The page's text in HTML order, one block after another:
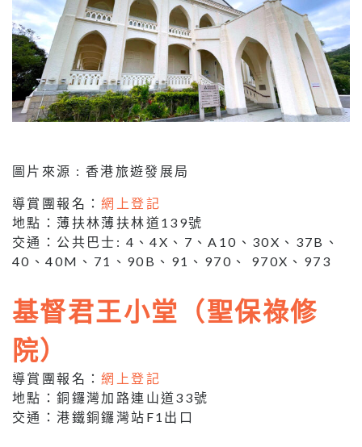
圖片來源 : 香港旅遊發展局
導賞團報名：網上登記
地點：薄扶林薄扶林道139號
交通：公共巴士: 4、4X、7、A10、30X、37B、
40、40M、71、90B、91、970、 970X、973
基督君王小堂（聖保祿修
院）
導賞團報名：網上登記
地點：銅鑼灣加路連山道33號
交通：港鐵銅鑼灣站F1出口